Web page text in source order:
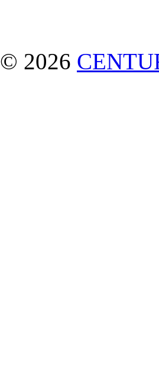
2026